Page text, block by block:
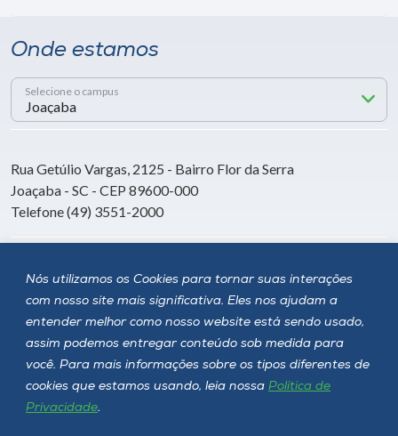
Nós utilizamos os Cookies para tornar suas interações
com nosso site mais significativa. Eles nos ajudam a
entender melhor como nosso website está sendo usado,
assim podemos entregar conteúdo sob medida para
você. Para mais informações sobre os tipos diferentes de
cookies que estamos usando, leia nossa Política de
Privacidade.
Onde estamos
Selecione o campus
Rua Getúlio Vargas, 2125 - Bairro Flor da Serra
Joaçaba - SC - CEP 89600-000
Telefone (49) 3551-2000
Siga a Unoesc